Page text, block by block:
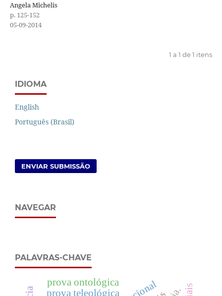
Angela Michelis
p. 125-152
05-09-2014
1 a 1 de 1 itens
IDIOMA
English
Português (Brasil)
ENVIAR SUBMISSÃO
NAVEGAR
PALAVRAS-CHAVE
prova teleológica
prova ontológica